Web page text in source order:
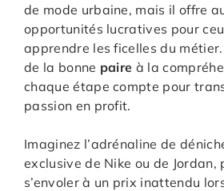
de mode urbaine, mais il offre
opportunités lucratives pour
apprendre les ficelles du
de la bonne paire à la
chaque étape compte pour
passion en profit.
Imaginez l’adrénaline de
exclusive de Nike ou de Jordan,
s’envoler à un prix inattendu